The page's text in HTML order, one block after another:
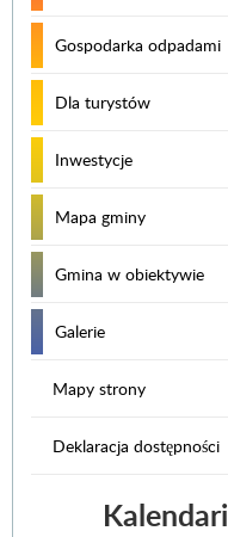
organizmu. Upał może
nawet życiu. Jego objawy to:
Gospodarka odpadami
Dla turystów
Inwestycje
Mapa gminy
Gmina w obiektywie
Galerie
Mapy strony
Deklaracja dostępności